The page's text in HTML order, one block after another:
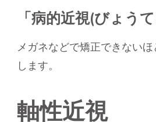
「病的近視(びょう
メガネなどで矯正できない
します。
軸性近視